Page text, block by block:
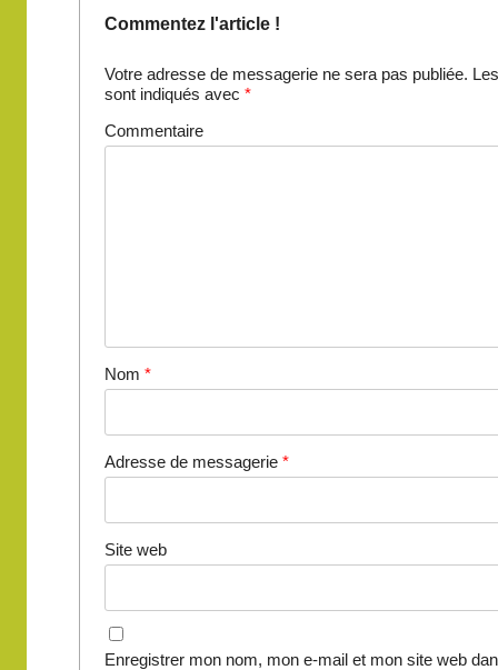
Commentez l'article !
Votre adresse de messagerie ne sera pas publiée.
sont indiqués avec *
Commentaire
Nom *
Adresse de messagerie *
Site web
Enregistrer mon nom, mon e-mail et mon site web